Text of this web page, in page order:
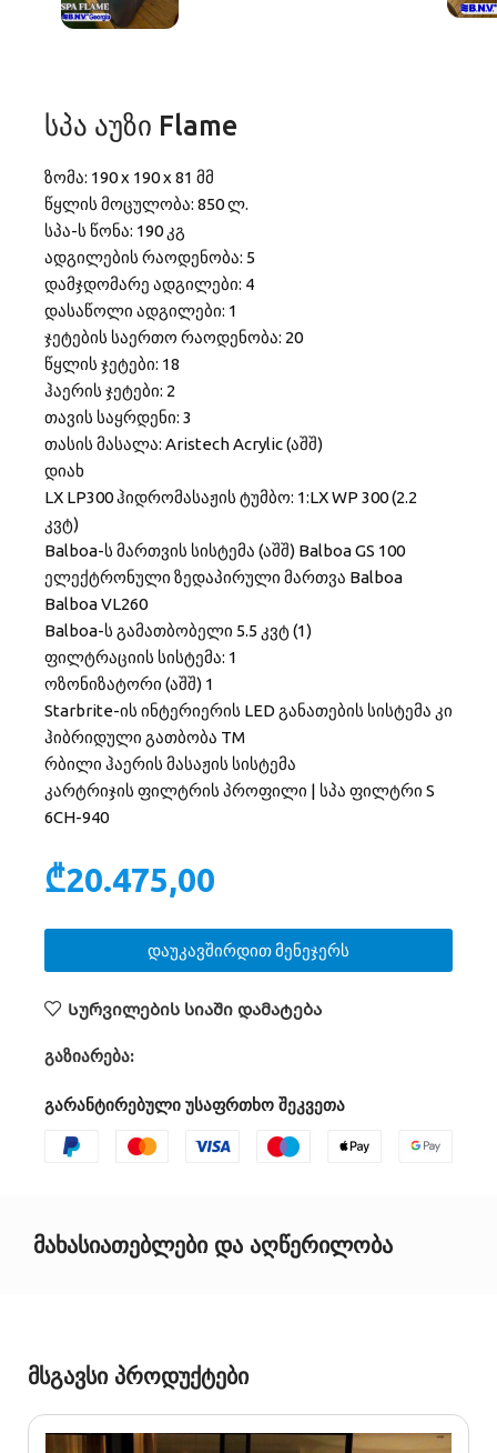
სპა აუზი Flame
ზომა: 190 x 190 x 81 მმ
წყლის მოცულობა: 850 ლ.
სპა-ს წონა: 190 კგ
ადგილების რაოდენობა: 5
დამჯდომარე ადგილები: 4
დასაწოლი ადგილები: 1
ჯეტების საერთო რაოდენობა: 20
წყლის ჯეტები: 18
ჰაერის ჯეტები: 2
თავის საყრდენი: 3
თასის მასალა: Aristech Acrylic (აშშ)
დიახ
LX LP300 ჰიდრომასაჟის ტუმბო: 1:LX WP 300 (2.2
კვტ)
Balboa-ს მართვის სისტემა (აშშ) Balboa GS 100
ელექტრონული ზედაპირული მართვა Balboa
Balboa VL260
Balboa-ს გამათბობელი 5.5 კვტ (1)
ფილტრაციის სისტემა: 1
ოზონიზატორი (აშშ) 1
Starbrite-ის ინტერიერის LED განათების სისტემა კი
ჰიბრიდული გათბობა TM
რბილი ჰაერის მასაჟის სისტემა
კარტრიჯის ფილტრის პროფილი | სპა ფილტრი S
6CH-940
₾20.475,00
დაუკავშირდით მენეჯერს
Სურვილების სიაში დამატება
გაზიარება:
გარანტირებული უსაფრთხო შეკვეთა
მახასიათებლები და აღწერილობა
მსგავსი პროდუქტები